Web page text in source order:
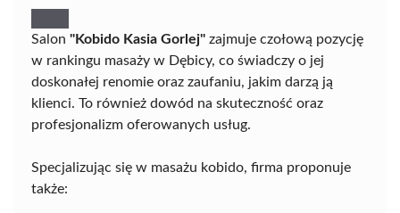
Salon "Kobido Kasia Gorlej" zajmuje czołową pozycję
w rankingu masaży w Dębicy, co świadczy o jej
doskonałej renomie oraz zaufaniu, jakim darzą ją
klienci. To również dowód na skuteczność oraz
profesjonalizm oferowanych usług.
Specjalizując się w masażu kobido, firma proponuje
także: